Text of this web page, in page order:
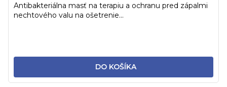
DO KOŠÍKA
Antibakteriálna masť na terapiu a ochranu pred zápalmi
nechtového valu na ošetrenie...